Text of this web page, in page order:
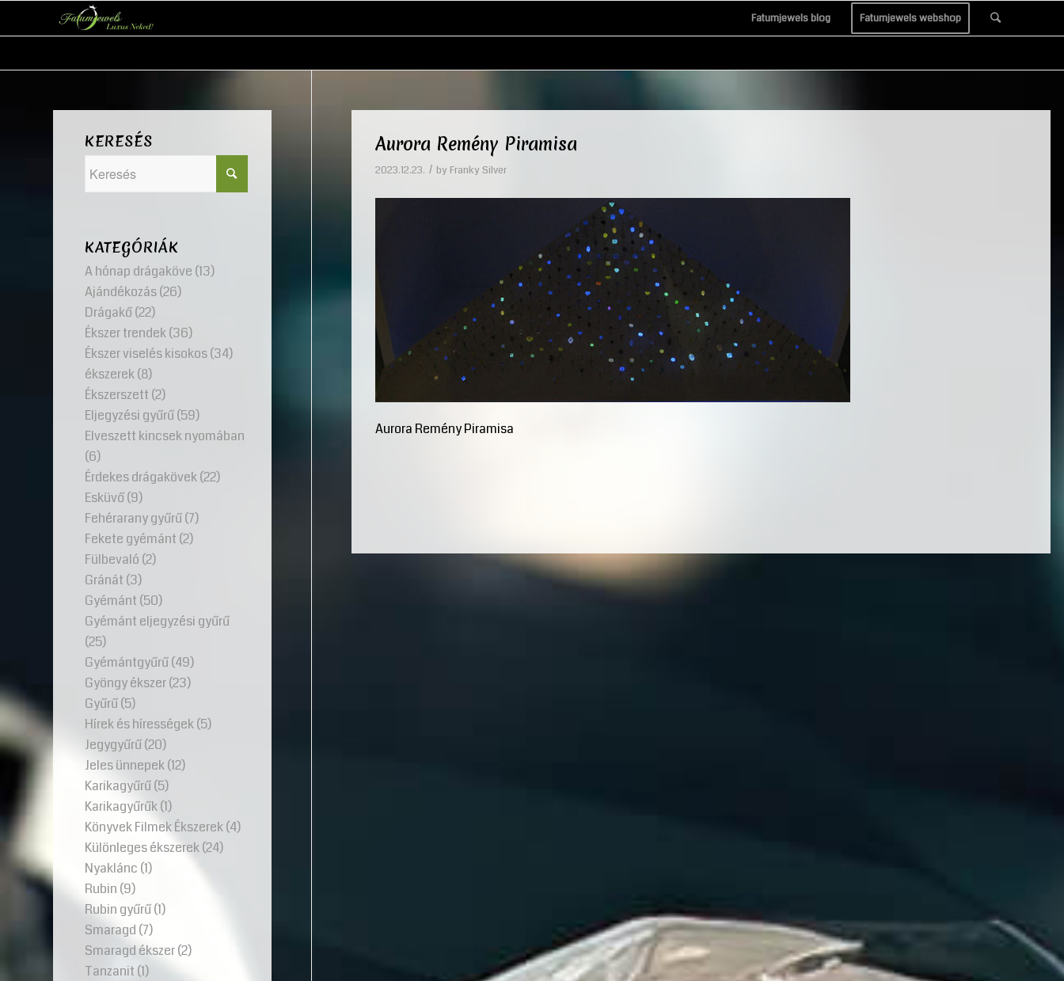
Fatumjewels blog Fatumjewels webshop
Aurora Remény Piramisa
2023.12.23. / by Franky Silver
Aurora Remény Piramisa
KERESÉS
KATEGÓRIÁK
A hónap drágaköve (13)
Ajándékozás(26)
Drágakő(22)
Ékszer trendek(36)
Ékszer viselés kisokos(34)
ékszerek(8)
Ékszerszett (2)
Eljegyzési gyűrű(59)
Elveszett kincsek nyomában
(6)
Érdekes drágakövek(22)
Esküvő(9)
Fehérarany gyűrű(7)
Fekete gyémánt (2)
Fülbevaló (2)
Gránát (3)
Gyémánt (50)
Gyémánt eljegyzési gyűrű
(25)
Gyémántgyűrű(49)
Gyöngy ékszer(23)
Gyűrű(5)
Hírek és hírességek(5)
Jegygyűrű(20)
Jeles ünnepek(12)
Karikagyűrű(5)
Karikagyűrűk(1)
Könyvek Filmek Ékszerek(4)
Különleges ékszerek(24)
Nyaklánc (1)
Rubin (9)
Rubin gyűrű(1)
Smaragd (7)
Smaragd ékszer(2)
Tanzanit (1)